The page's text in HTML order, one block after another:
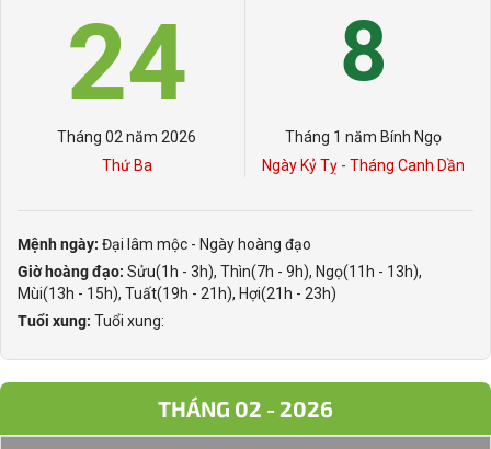
24
Tháng 02 năm 2026
Thứ Ba
8
Tháng 1 năm Bính Ngọ
Ngày Kỷ Tỵ - Tháng Canh Dần
Mệnh ngày: Đại lâm mộc - Ngày hoàng đạo
Giờ hoàng đạo: Sửu(1h - 3h), Thìn(7h - 9h), Ngọ(11h - 13h),
Mùi(13h - 15h), Tuất(19h - 21h), Hợi(21h - 23h)
Tuổi xung: Tuổi xung:
THÁNG 02 - 2026